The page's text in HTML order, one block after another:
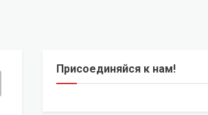
Присоединяйся к нам!